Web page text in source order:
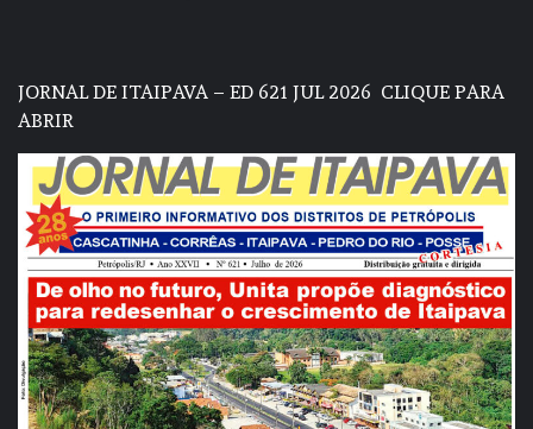
JORNAL DE ITAIPAVA – ED 621 JUL 2026 CLIQUE PARA
ABRIR